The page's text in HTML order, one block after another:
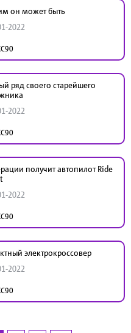
он может быть
2022
ряд своего старейшего
2022
получит автопилот Ride
2022
электрокроссовер
2022